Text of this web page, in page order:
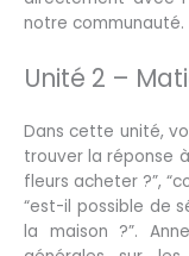
notre communauté.
Unité 2 –
Dans cette unité,
trouver la réponse
fleurs acheter ?”,
“est-il possible de
la maison ?”.